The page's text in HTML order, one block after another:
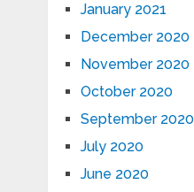
January 2021
December 2020
November 2020
October 2020
September 2020
July 2020
June 2020